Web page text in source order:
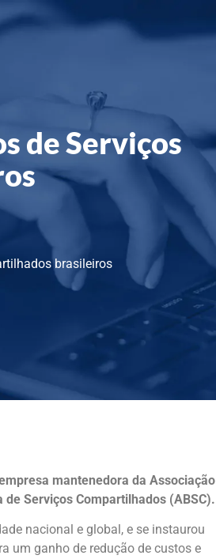
de Serviços
brasileiros
mantenedora da Associação
de Serviços Compartilhados (ABSC).
nacional e global, e se instaurou
um ganho de redução de custos e